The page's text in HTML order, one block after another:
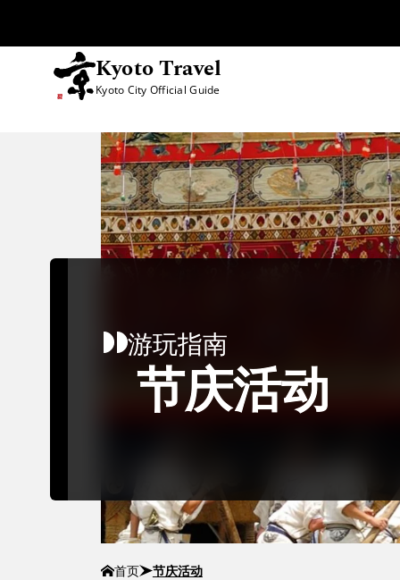
Kyoto Travel
Kyoto City Official Guide
游玩指南
节庆活动
首页 节庆活动